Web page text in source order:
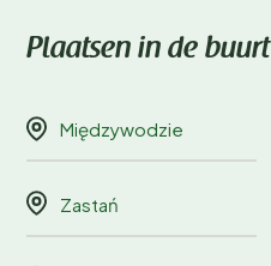
Plaatsen in de buurt
Międzywodzie
Zastań